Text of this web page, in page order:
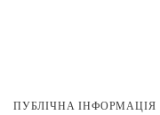
ПУБЛІЧНА ІНФОРМАЦІЯ